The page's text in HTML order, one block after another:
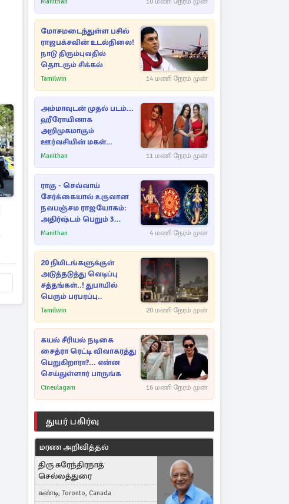
மோசமடைந்துள்ள பசில்
ராஜபக்சவின் உடல்நிலை!
நாடு திரும்புவதில்
தொடரும் சிக்கல்
Tamilwin 14 மணி நேரம் முன்
அம்மாவுடன் முதல் படம்...
ஹீரோயினாக
அறிமுகமாகும்
ஊர்வசியின் மகள்
தேஜலட்சுமி!
Manithan 11 மணி நேரம் முன்
ராகு - செவ்வாய்
சேர்க்கையால் உருவான
நவபஞ்சம ராஜயோகம்:
அதிர்ஷ்டம் பெறும் 3
ராசிகள்!
Manithan 4 மணி நேரம் முன்
20 நிமிடங்களுக்குள்
அடுத்தடுத்து வெடிப்பு
சத்தங்கள்..! துபாயில்
பெரும் பரபரப்பு..
Tamilwin 20 மணி நேரம் முன்
கயல் சீரியல் நடிகை
சைத்ரா ரெட்டி விவாகரத்து
பெறுகிறாரா?... என்ன
செய்துள்ளார் பாருங்க
Cineulagam 16 மணி நேரம் முன்
துயர் பகிர்வு
மரண அறிவித்தல்
திரு சுரேந்திரநாத்
செல்லத்துரை
கண்டி, Toronto, Canada